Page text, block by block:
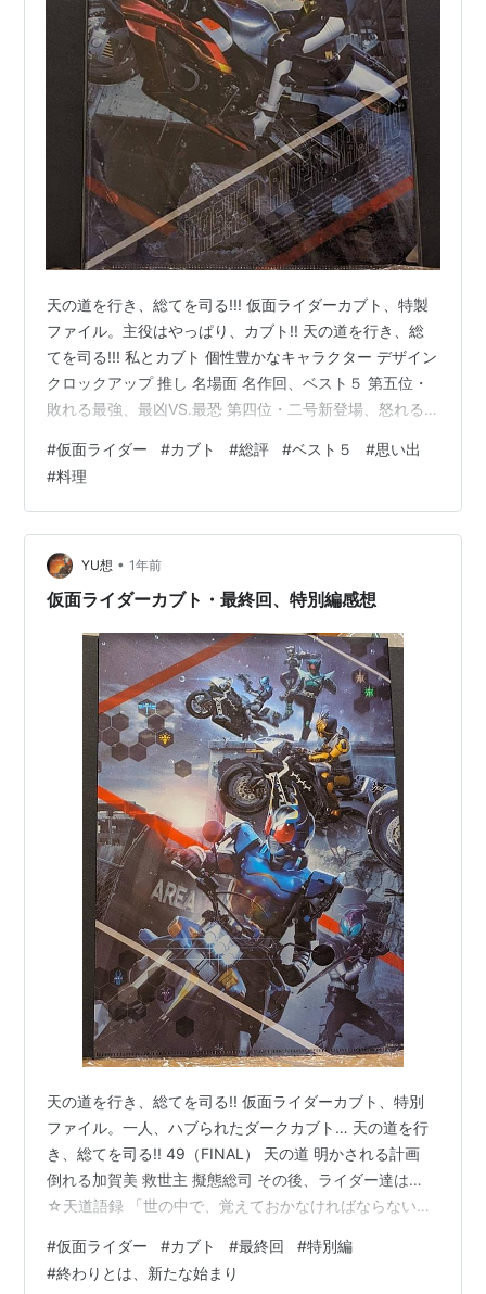
天の道を行き、総てを司る!!! 仮面ライダーカブト、特製
ファイル。主役はやっぱり、カブト!! 天の道を行き、総
てを司る!!! 私とカブト 個性豊かなキャラクター デザイン
クロックアップ 推し 名場面 名作回、ベスト５ 第五位・
敗れる最強、最凶VS.最恐 第四位・二号新登場、怒れる
震、さらば剣!! 第一位・VSクワガタ、誕生日特別編 最後
に 私とカブト 私にとって、最初に知った仮面ライダー
は、「カブト」でした。 カブトがヒーローでした。買っ
てもらった、変身ベルトに揃えてもらった人形、 雑誌や
作ってもらった付録、どれも素敵な思い出です。 病気…
#仮面ライダー #カブト #総評 #ベスト５ #思い出
#料理
YU想 • 1年前
仮面ライダーカブト・最終回、特別編感想
天の道を行き、総てを司る!! 仮面ライダーカブト、特別
ファイル。一人、ハブられたダークカブト… 天の道を行
き、総てを司る!! 49（FINAL） 天の道 明かされる計画
倒れる加賀美 救世主 擬態総司 その後、ライダー達は…
☆天道語録 「世の中で、覚えておかなければならない名
司。」 「同じ道を往くのはただの仲間にすぎない。 別々
の道を共に立って往けるのは友達だ。」 ☆料理 ひより見
#仮面ライダー #カブト #最終回 #特別編
#終わりとは、新たな始まり